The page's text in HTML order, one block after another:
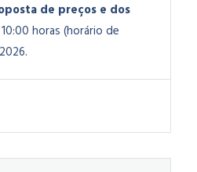
de preços e dos
horas (horário de